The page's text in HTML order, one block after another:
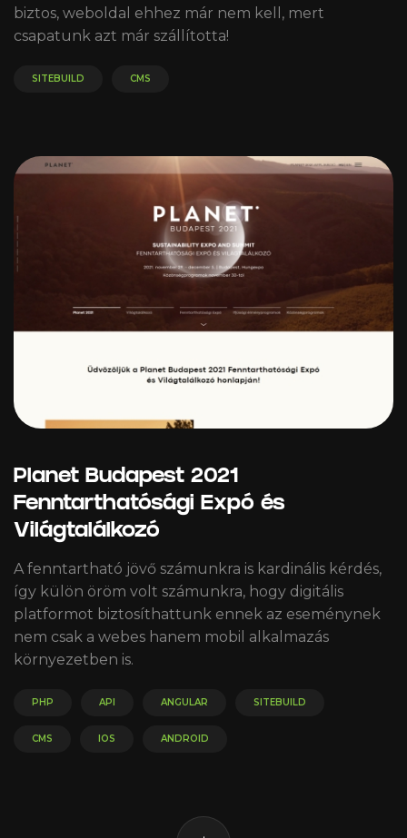
biztos, weboldal ehhez már nem kell, mert
csapatunk azt már szállította!
SITEBUILD CMS
Planet Budapest 2021
Fenntarthatósági Expó és
Világtalálkozó
A fenntartható jövő számunkra is kardinális kérdés,
így külön öröm volt számunkra, hogy digitális
platformot biztosíthattunk ennek az eseménynek
nem csak a webes hanem mobil alkalmazás
környezetben is.
PHP API ANGULAR SITEBUILD
CMS IOS ANDROID